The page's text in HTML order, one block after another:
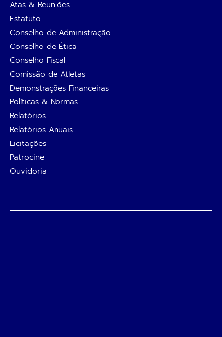
Atas & Reuniões
Estatuto
Conselho de Administração
Conselho de Ética
Conselho Fiscal
Comissão de Atletas
Demonstrações Financeiras
Políticas & Normas
Relatórios
Relatórios Anuais
Licitações
Patrocine
Ouvidoria